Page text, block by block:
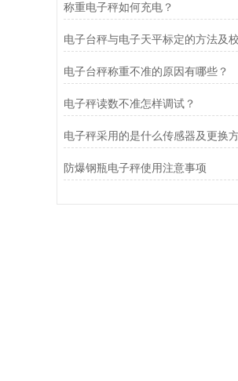
称重电子秤如何充电？
电子台秤称重不准的原因有哪些？
电子秤读数不准怎样调试？
防爆钢瓶电子秤使用注意事项